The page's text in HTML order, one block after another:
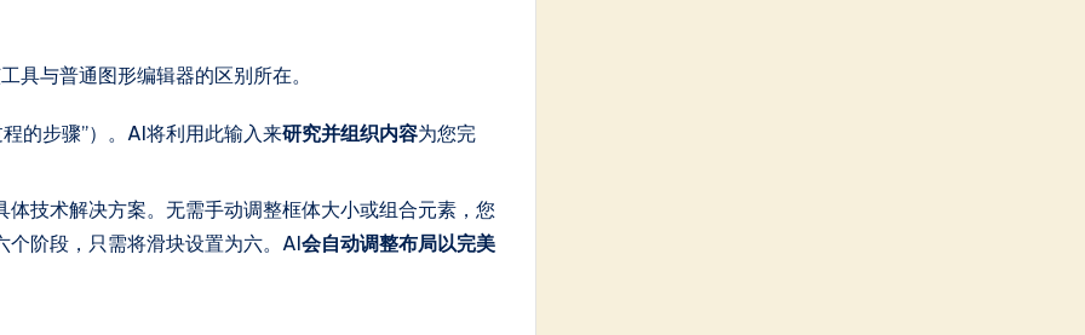
具与普通图形编辑器的区别所在。
的步骤”）。AI将利用此输入来研究并组织内容为您完
体技术解决方案。无需手动调整框体大小或组合元素，您
个阶段，只需将滑块设置为六。AI会自动调整布局以完美